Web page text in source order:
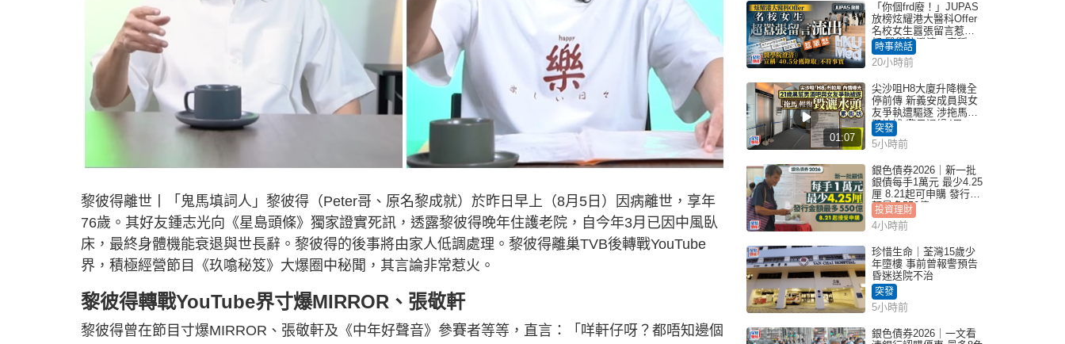
黎彼得離世丨「鬼馬填詞人」黎彼得（Peter哥、原名黎成就）於昨日早上（8月5日）因病離世，享年
76歲。其好友鍾志光向《星島頭條》獨家證實死訊，透露黎彼得晚年住護老院，自今年3月已因中風臥
床，最終身體機能衰退與世長辭。黎彼得的後事將由家人低調處理。黎彼得離巢TVB後轉戰YouTube
界，積極經營節目《玖噏秘笈》大爆圈中秘聞，其言論非常惹火。
黎彼得轉戰YouTube界寸爆MIRROR、張敬軒
黎彼得曾在節目寸爆MIRROR、張敬軒及《中年好聲音》參賽者等等，直言：「咩軒仔呀？都唔知邊個
「你個frd廢！」JUPAS
放榜炫耀港大醫科Offer
名校女生囂張留言惹眾
怒 醫學院澄清：宣稱
「40.5分獲錄取」不符事
實｜Juicy叮
時事熱話
20小時前
01:07
尖沙咀H8大廈升降機全
停前傳 新義安成員與女
友爭執遭驅逐 涉拖馬刑
毀被捕 警另通緝4男
突發
5小時前
銀色債券2026｜新一批
銀債每手1萬元 最少4.25
厘 8.21起可申購 發行金
額最多550億
投資理財
4小時前
珍惜生命｜荃灣15歲少
年墮樓 事前曾報警預告
昏迷送院不治
突發
5小時前
銀色債券2026｜一文看